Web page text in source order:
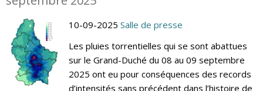
10-09-2025 Salle de presse
Les pluies torrentielles qui se sont abattues
sur le Grand-Duché du 08 au 09 septembre
2025 ont eu pour conséquences des records
d’intensités sans précédent dans l’histoire de